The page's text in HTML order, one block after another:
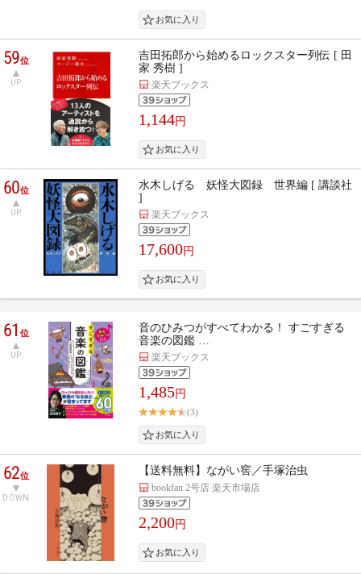
59位
UP
吉田拓郎から始めるロックスター列伝 [ 田
家 秀樹 ]
楽天ブックス
1,144円
60位
UP
水木しげる 妖怪大図録 世界編 [ 講談社
]
楽天ブックス
17,600円
61位
UP
音のひみつがすべてわかる！ すごすぎる
音楽の図鑑 …
楽天ブックス
1,485円
(3)
62位
DOWN
【送料無料】ながい窖／手塚治虫
bookfan 2号店 楽天市場店
2,200円